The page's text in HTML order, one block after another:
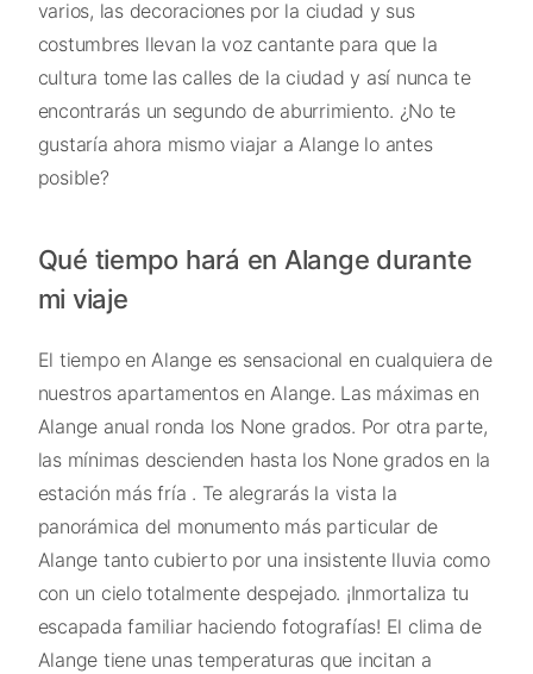
varios, las decoraciones por la ciudad y sus
costumbres llevan la voz cantante para que la
cultura tome las calles de la ciudad y así nunca te
encontrarás un segundo de aburrimiento. ¿No te
gustaría ahora mismo viajar a Alange lo antes
posible?
Qué tiempo hará en Alange durante
mi viaje
El tiempo en Alange es sensacional en cualquiera de
nuestros apartamentos en Alange. Las máximas en
Alange anual ronda los None grados. Por otra parte,
las mínimas descienden hasta los None grados en la
estación más fría . Te alegrarás la vista la
panorámica del monumento más particular de
Alange tanto cubierto por una insistente lluvia como
con un cielo totalmente despejado. ¡Inmortaliza tu
escapada familiar haciendo fotografías! El clima de
Alange tiene unas temperaturas que incitan a